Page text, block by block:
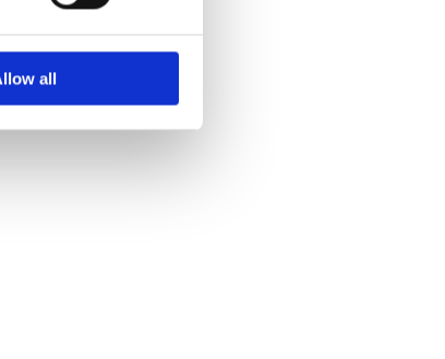
all